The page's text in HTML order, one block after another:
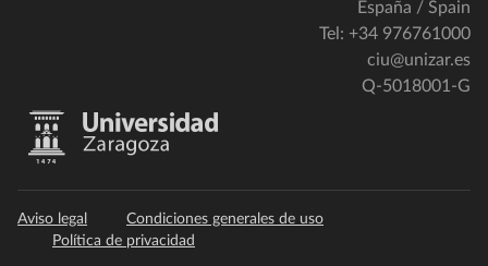
España / Spain
Tel: +34 976761000
ciu@unizar.es
Q-5018001-G
Aviso legal
Condiciones generales de uso
Política de privacidad